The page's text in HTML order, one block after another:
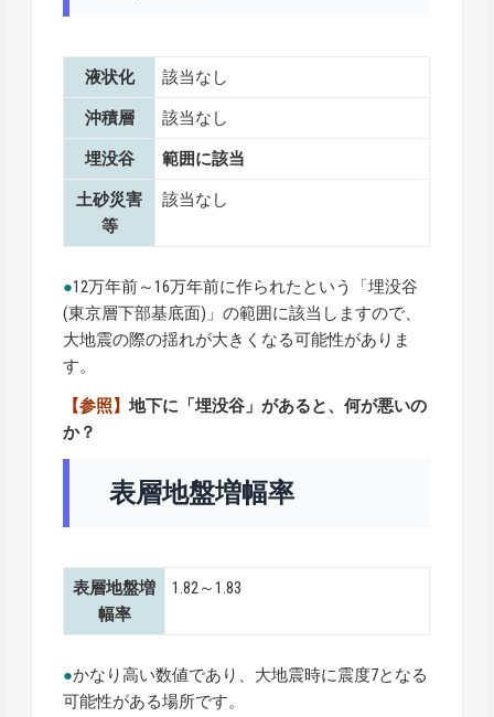
液状化 該当なし
沖積層 該当なし
埋没谷 範囲に該当
土砂災害
等
該当なし
●12万年前～16万年前に作られたという「埋没谷
(東京層下部基底面)」の範囲に該当しますので、
大地震の際の揺れが大きくなる可能性がありま
す。
【参照】地下に「埋没谷」があると、何が悪いの
か？
表層地盤増幅率
表層地盤増
幅率
1.82～1.83
●かなり高い数値であり、大地震時に震度7となる
可能性がある場所です。